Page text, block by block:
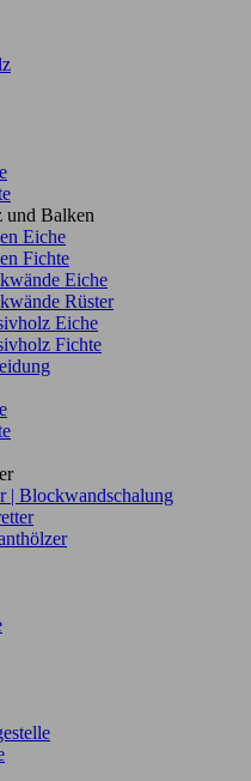
und Balken
Eiche
Fichte
Eiche
Rüster
Eiche
Fichte
| Blockwandschalung